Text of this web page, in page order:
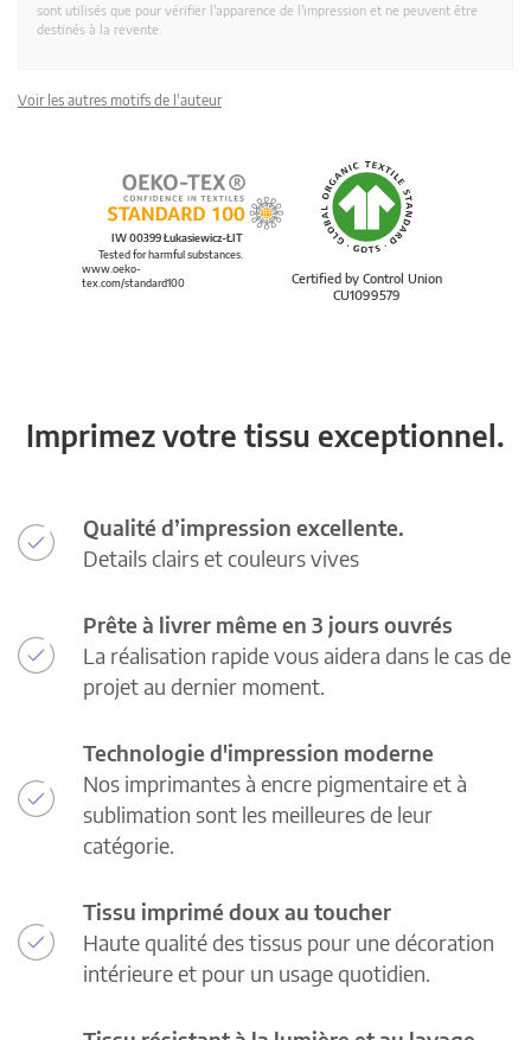
sont utilisés que pour vérifier l'apparence de l'impression et ne peuvent être
destinés à la revente.
Voir les autres motifs de l'auteur
Certified by Control Union
CU1099579
IW 00399 Łukasiewicz-ŁIT
Tested for harmful substances.
www.oeko-
tex.com/standard100
Imprimez votre tissu exceptionnel.
Qualité d’impression excellente.
Details clairs et couleurs vives
Prête à livrer même en 3 jours ouvrés
La réalisation rapide vous aidera dans le cas de
projet au dernier moment.
Technologie d'impression moderne
Nos imprimantes à encre pigmentaire et à
sublimation sont les meilleures de leur
catégorie.
Tissu imprimé doux au toucher
Haute qualité des tissus pour une décoration
intérieure et pour un usage quotidien.